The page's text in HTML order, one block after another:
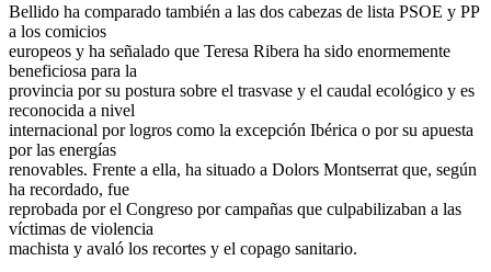
Bellido ha comparado también a las dos cabezas de lista PSOE y PP
a los comicios
europeos y ha señalado que Teresa Ribera ha sido enormemente
beneficiosa para la
provincia por su postura sobre el trasvase y el caudal ecológico y es
reconocida a nivel
internacional por logros como la excepción Ibérica o por su apuesta
por las energías
renovables. Frente a ella, ha situado a Dolors Montserrat que, según
ha recordado, fue
reprobada por el Congreso por campañas que culpabilizaban a las
víctimas de violencia
machista y avaló los recortes y el copago sanitario.